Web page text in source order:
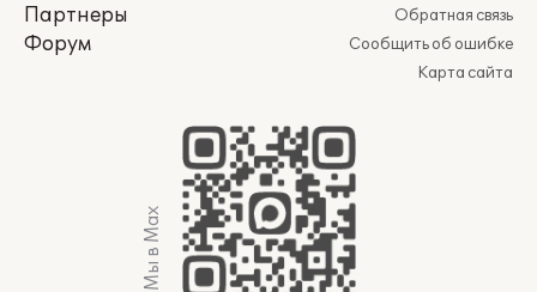
Партнеры
Форум
Обратная связь
Сообщить об ошибке
Карта сайта
Мы в Max